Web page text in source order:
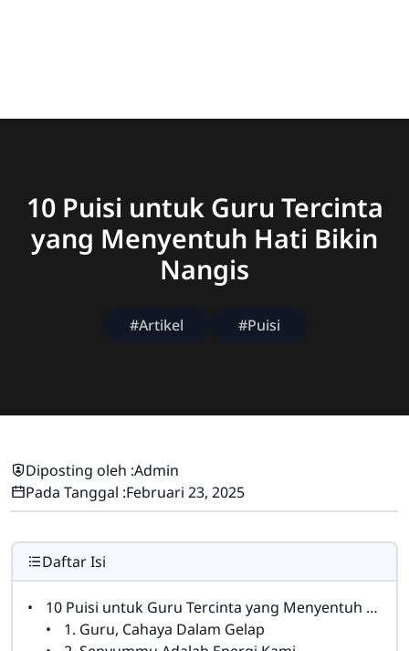
10 Puisi untuk Guru Tercinta
yang Menyentuh Hati Bikin
Nangis
#Artikel #Puisi
Diposting oleh :Admin
Pada Tanggal :Februari 23, 2025
Daftar Isi
10 Puisi untuk Guru Tercinta yang Menyentuh Hati Bikin Nangis
1. Guru, Cahaya Dalam Gelap